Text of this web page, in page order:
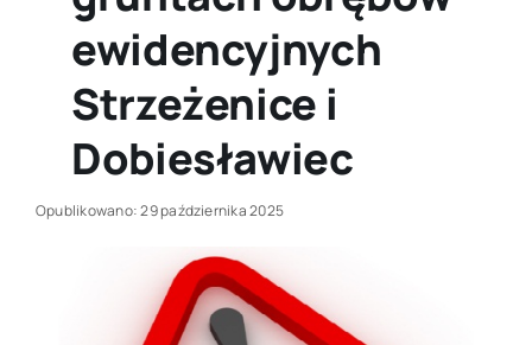
ewidencyjnych
Strzeżenice i
Dobiesławiec
Opublikowano: 29 października 2025